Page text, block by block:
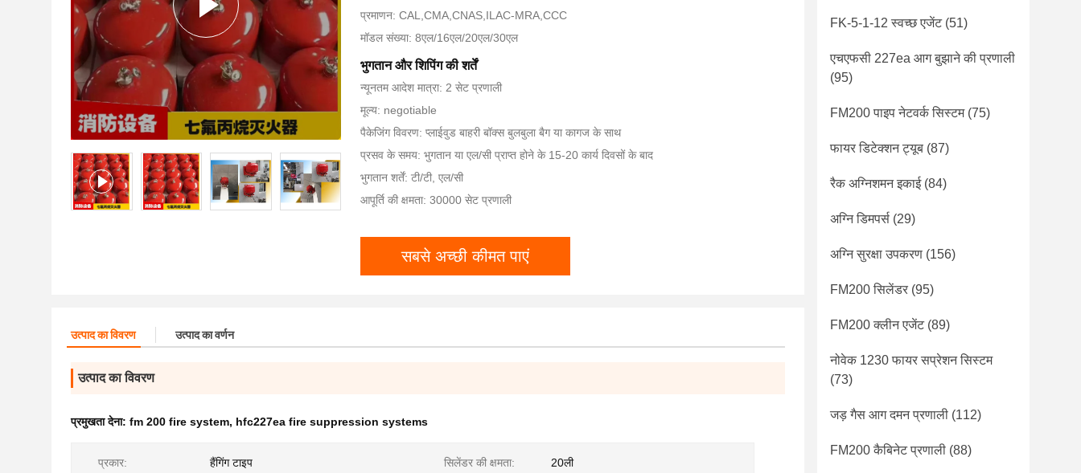
प्रमाणन: CAL,CMA,CNAS,ILAC-MRA,CCC
मॉडल संख्या: 8एल/16एल/20एल/30एल
भुगतान और शिपिंग की शर्तें
न्यूनतम आदेश मात्रा: 2 सेट प्रणाली
मूल्य: negotiable
पैकेजिंग विवरण: प्लाईवुड बाहरी बॉक्स बुलबुला बैग या कागज के साथ
प्रसव के समय: भुगतान या एल/सी प्राप्त होने के 15-20 कार्य दिवसों के बाद
भुगतान शर्तें: टी/टी, एल/सी
आपूर्ति की क्षमता: 30000 सेट प्रणाली
सबसे अच्छी कीमत पाएं
उत्पाद का विवरण उत्पाद का वर्णन
उत्पाद का विवरण
प्रमुखता देना: fm 200 fire system, hfc227ea fire suppression systems
प्रकार: हैंगिंग टाइप सिलेंडर की क्षमता: 20ली
FK-5-1-12 स्वच्छ एजेंट(51)
एचएफसी 227ea आग बुझाने की प्रणाली
(95)
FM200 पाइप नेटवर्क सिस्टम(75)
फायर डिटेक्शन ट्यूब (87)
रैक अग्निशमन इकाई(84)
अग्नि डिमपर्स (29)
अग्नि सुरक्षा उपकरण (156)
FM200 सिलेंडर (95)
FM200 क्लीन एजेंट(89)
नोवेक 1230 फायर सप्रेशन सिस्टम
(73)
जड़ गैस आग दमन प्रणाली (112)
FM200 कैबिनेट प्रणाली (88)